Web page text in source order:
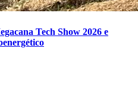
Tech Show 2026 e